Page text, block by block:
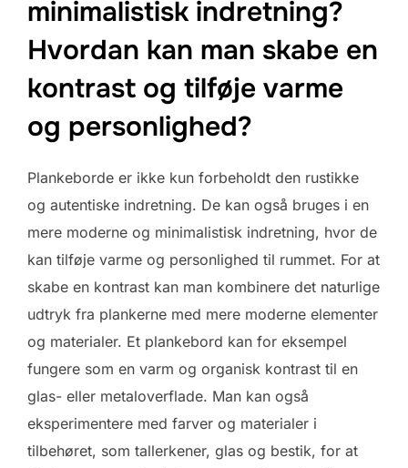
minimalistisk indretning?
Hvordan kan man skabe en
kontrast og tilføje varme
og personlighed?
Plankeborde er ikke kun forbeholdt den rustikke
og autentiske indretning. De kan også bruges i en
mere moderne og minimalistisk indretning, hvor de
kan tilføje varme og personlighed til rummet. For at
skabe en kontrast kan man kombinere det naturlige
udtryk fra plankerne med mere moderne elementer
og materialer. Et plankebord kan for eksempel
fungere som en varm og organisk kontrast til en
glas- eller metaloverflade. Man kan også
eksperimentere med farver og materialer i
tilbehøret, som tallerkener, glas og bestik, for at